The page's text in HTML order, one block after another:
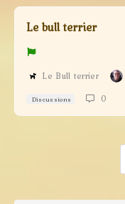
Le bull terrier
Le Bull terrier
Discussions 0